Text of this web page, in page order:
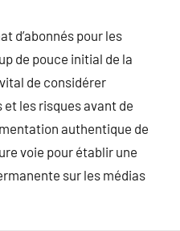
d’abonnés pour les
de pouce initial de la
de considérer
les risques avant de
authentique de
voie pour établir une
sur les médias